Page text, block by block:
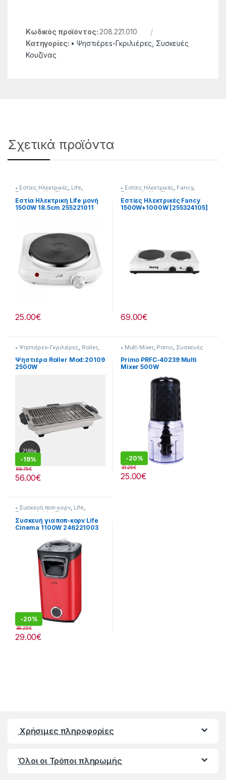
Κωδικός προϊόντος: 208.221.010
Κατηγορίες: • Ψηστιέρεs-Γκριλιέρες Συσκευές
Κουζίνας
Σχετικά προϊόντα
• Εστίες Ηλεκτρικές, Life,
Συσκευές Κουζίνας
Εστία Ηλεκτρική Life μονή
1500W 18.5cm 255221011
25.00€
• Εστίες Ηλεκτρικές, Fancy,
Συσκευές Κουζίνας
Εστίες Ηλεκτρικές Fancy
1500W+1000W [255324105]
69.00€
• Ψηστιέρεs-Γκριλιέρες Roller,
Συσκευές Κουζίνας
Ψηστιέρα Roller Mod:20109
2500W
-19%
56.00€
68.75€
• Multi Mixer, Primo Συσκευές
Κουζίνας
Primo PRFC-40239 Multi
Mixer 500W
-20%
25.00€
31.25€
• Συσκευή ποπ-κορν, Life,
Συσκευές Κουζίνας
Συσκευή για ποπ-κορν Life
Cinema 1100W 246221003
-20%
29.00€
36.25€
Χρήσιμες πληροφορίες
Όλοι οι Τρόποι πληρωμής